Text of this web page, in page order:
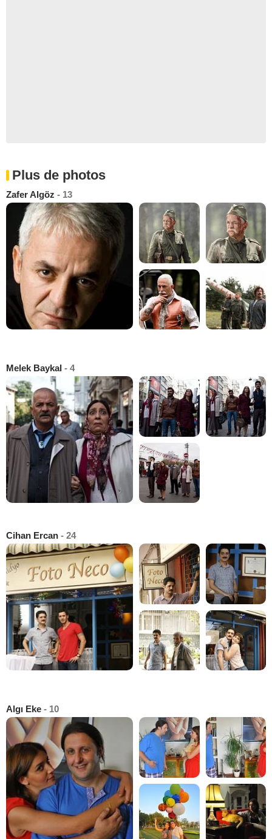
Plus de photos
Zafer Algöz - 13
Melek Baykal - 4
Cihan Ercan - 24
Algı Eke - 10